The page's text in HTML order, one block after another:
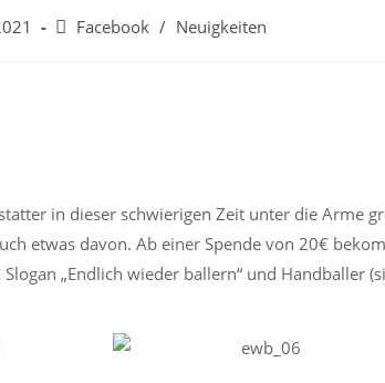
Facebook / Neuigkeiten
in dieser schwierigen Zeit unter die Arme
etwas davon. Ab einer Spende von 20€
„Endlich wieder ballern“ und Handballer